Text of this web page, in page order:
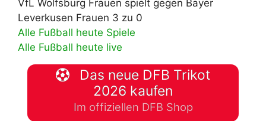
VfL Wolfsburg Frauen spielt gegen Bayer
Leverkusen Frauen 3 zu 0
Alle Fußball heute Spiele
Alle Fußball heute live
Das neue DFB Trikot
2026 kaufen
Im offiziellen DFB Shop